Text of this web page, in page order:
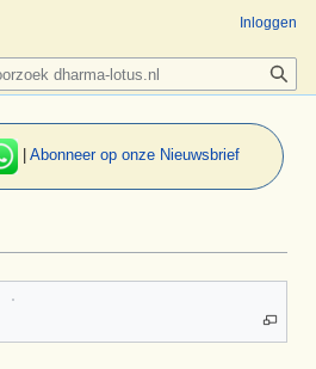
Abonneer op onze Nieuwsbrief
Inloggen